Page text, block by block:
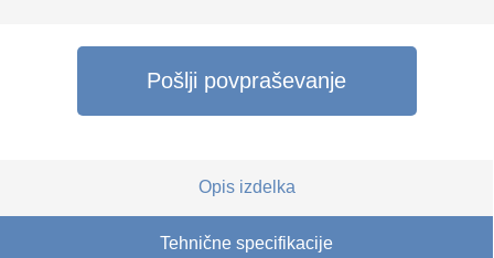
Pošlji povpraševanje
Opis izdelka
Tehnične specifikacije